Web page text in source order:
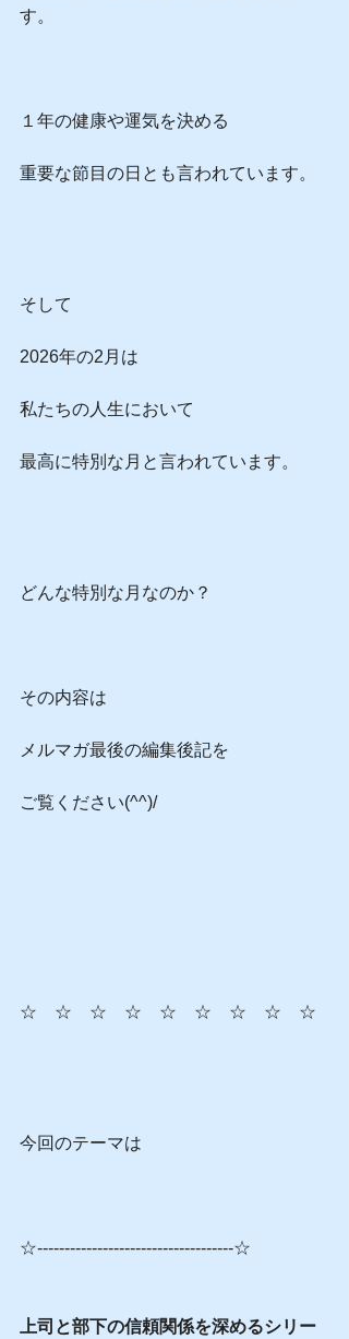
す。
１年の健康や運気を決める
重要な節目の日とも言われています。
そして
2026年の2月は
私たちの人生において
最高に特別な月と言われています。
どんな特別な月なのか？
その内容は
メルマガ最後の編集後記を
ご覧ください(^^)/
☆　☆　☆　☆　☆　☆　☆　☆　☆
今回のテーマは
☆------------------------------------☆
上司と部下の信頼関係を深めるシリー